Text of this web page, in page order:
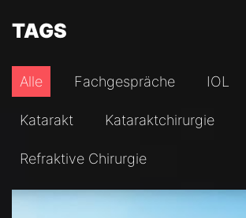
TAGS
Alle Fachgespräche IOL
Katarakt Kataraktchirurgie
Refraktive Chirurgie